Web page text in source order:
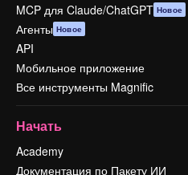
MCP для Claude/ChatGPT Новое
Агенты Новое
API
Мобильное приложение
Все инструменты Magnific
Начать
Academy
Документация по Пакету ИИ